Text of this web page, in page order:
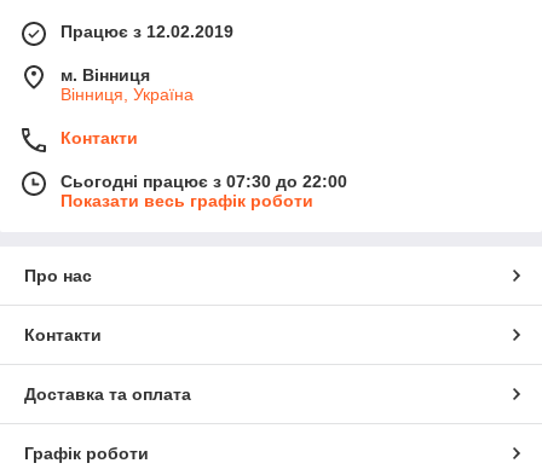
Працює з 12.02.2019
м. Вінниця
Вінниця, Україна
Контакти
Сьогодні працює з 07:30 до 22:00
Показати весь графік роботи
Про нас
Контакти
Доставка та оплата
Графік роботи